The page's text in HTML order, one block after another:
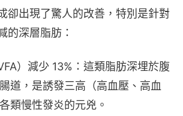
卻出現了驚人的改善，特別是針對
的深層脂肪：
）減少 13%：這類脂肪深埋於腹
道，是誘發三高（高血壓、高血
類慢性發炎的元兇。